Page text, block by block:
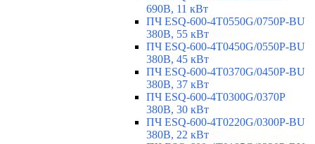
690В, 11 кВт
ПЧ ESQ-600-4T0550G/0750P-BU
380В, 55 кВт
ПЧ ESQ-600-4T0450G/0550P-BU
380В, 45 кВт
ПЧ ESQ-600-4T0370G/0450P-BU
380В, 37 кВт
ПЧ ESQ-600-4T0300G/0370P
380В, 30 кВт
ПЧ ESQ-600-4T0220G/0300P-BU
380В, 22 кВт